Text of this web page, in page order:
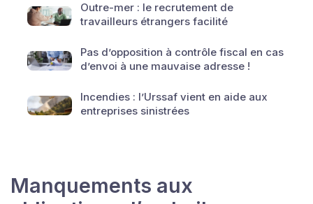
Outre-mer : le recrutement de
travailleurs étrangers facilité
Pas d’opposition à contrôle fiscal en cas
d’envoi à une mauvaise adresse !
Incendies : l’Urssaf vient en aide aux
entreprises sinistrées
Manquements aux